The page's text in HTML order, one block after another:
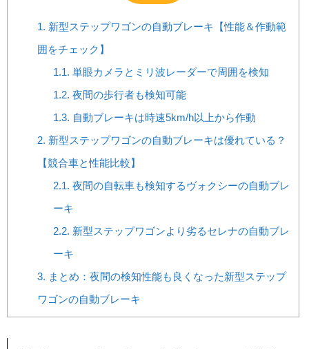
1. 新型ステップワゴンの自動ブレーキ【性能＆作動範
囲をチェック】
1.1. 単眼カメラとミリ波レーダーで周囲を検知
1.2. 夜間の歩行者も検知可能
1.3. 自動ブレーキは時速5km/h以上から作動
2. 新型ステップワゴンの自動ブレーキは優れている？
【競合車と性能比較】
2.1. 夜間の自転車も検知するヴォクシーの自動ブレ
ーキ
2.2. 新型ステップワゴンより劣るセレナの自動ブレ
ーキ
3. まとめ：夜間の検知性能も良くなった新型ステップ
ワゴンの自動ブレーキ